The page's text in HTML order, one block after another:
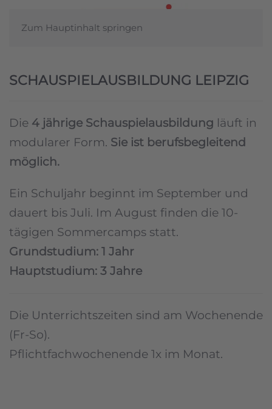
Zum Hauptinhalt springen
SCHAUSPIELAUSBILDUNG LEIPZIG
Die 4 jährige Schauspielausbildung läuft in
modularer Form. Sie ist berufsbegleitend
möglich.
Ein Schuljahr beginnt im September und
dauert bis Juli. Im August finden die 10-
tägigen Sommercamps statt.
Grundstudium: 1 Jahr
Hauptstudium: 3 Jahre
Die Unterrichtszeiten sind am Wochenende
(Fr-So).
Pflichtfachwochenende 1x im Monat.